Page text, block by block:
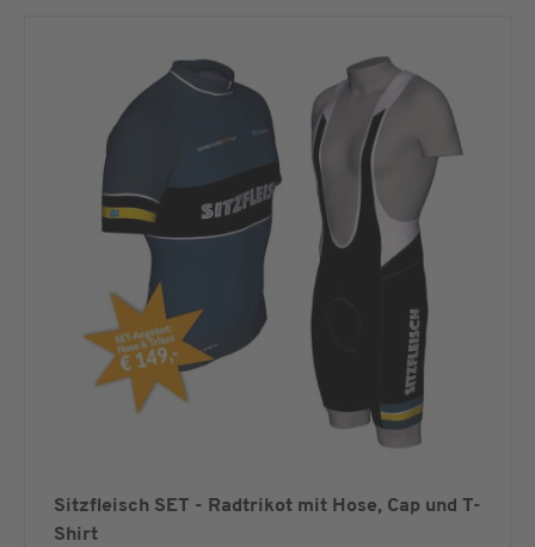
Sitzfleisch SET - Radtrikot mit Hose, Cap und T-
Shirt